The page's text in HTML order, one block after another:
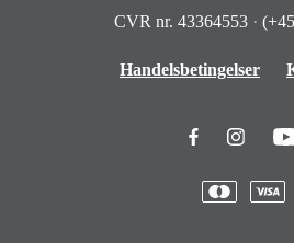
CVR nr. 43364553 ·
Handelsbetingelser